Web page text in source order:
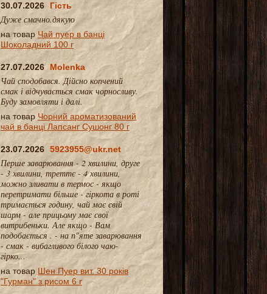
30.07.2026 Гість
Дуже смачно.дякую
на товар Чай пуер в банці
Шоколадний 100 г
27.07.2026 Molenka
Чай сподобався. Дійсно копчений
смак і відчувається смак чорносливу.
Буду замовляти і далі.
на товар Чорний ароматизований
чай в банці Лапсанг Сушонг 80 г
23.07.2026 5923955@ukr.net
Перше заварювання - 2 хвилини, друге
- 3 хвилини, треттє - 4 хвилини,
можно зливати в термос - якщо
перетримати більше - гіркота в роті
тримається годину, чай має свій
шарм - але прицьому має свої
витрибеньки. Але якщо - Вам
подобається . - на п"яте заварювання
- смак - вибагливого білого чаю-
гірко...
на товар Шен Пуер вит. 30 років
"Гурман" з рисом 6 г